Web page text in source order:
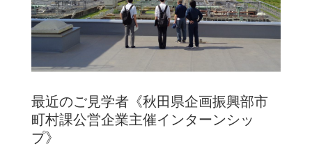
最近のご見学者《秋田県企画振興部市
町村課公営企業主催インターンシッ
プ》